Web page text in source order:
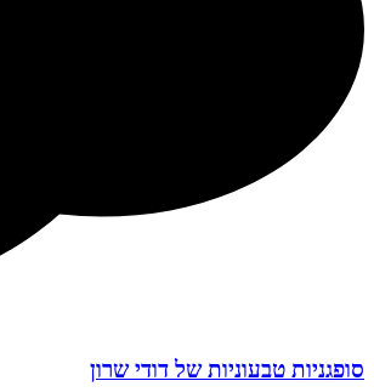
סופגניות טבעוניות של דודי שרון